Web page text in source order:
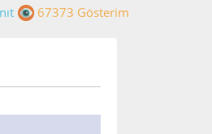
67373 Gösterim